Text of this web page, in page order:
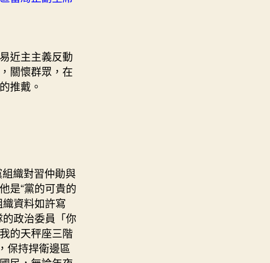
近主主義反動
關懷群眾，在
推戴。
織對習仲勛與
是“黨的可貴的
資料如許寫
政治委員「你
的天秤座三階
保持捍衛邊區